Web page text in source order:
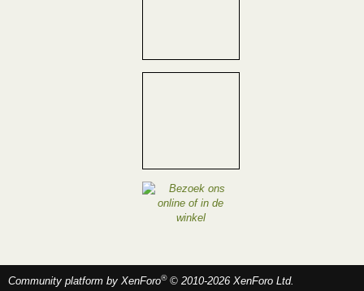
Community platform by XenForo® © 2010-2026 XenForo Ltd.